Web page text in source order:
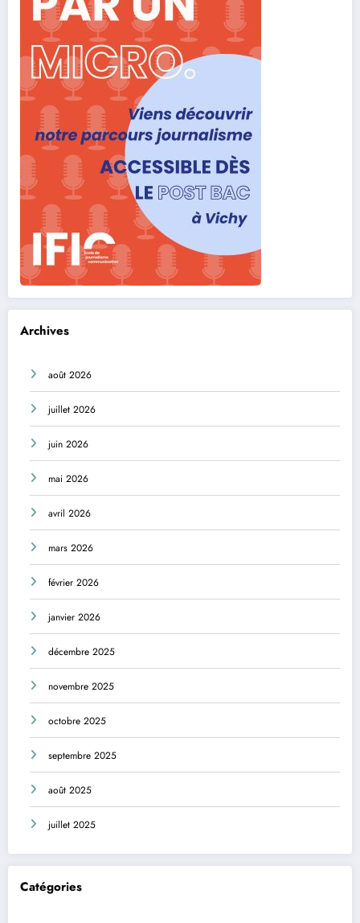
Archives
août 2026
juillet 2026
juin 2026
mai 2026
avril 2026
mars 2026
février 2026
janvier 2026
décembre 2025
novembre 2025
octobre 2025
septembre 2025
août 2025
juillet 2025
Catégories